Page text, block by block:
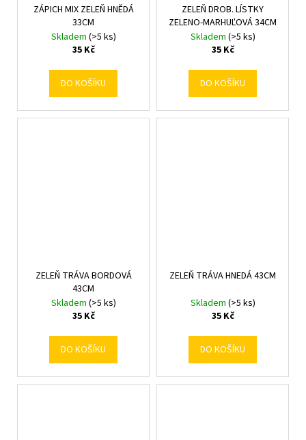
ZÁPICH MIX ZELEŇ HNĚDÁ
33CM
Skladem (>5 ks)
35 Kč
DO KOŠÍKU
ZELEŇ DROB. LÍSTKY
ZELENO-MARHUĽOVÁ 34CM
Skladem (>5 ks)
35 Kč
DO KOŠÍKU
ZELEŇ TRÁVA BORDOVÁ
43CM
Skladem (>5 ks)
35 Kč
DO KOŠÍKU
ZELEŇ TRÁVA HNEDÁ 43CM
Skladem (>5 ks)
35 Kč
DO KOŠÍKU